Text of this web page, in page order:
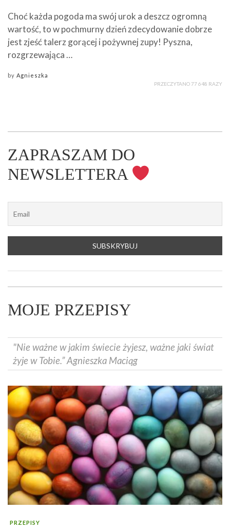
Choć każda pogoda ma swój urok a deszcz ogromną
wartość, to w pochmurny dzień zdecydowanie dobrze
jest zjeść talerz gorącej i pożywnej zupy! Pyszna,
rozgrzewająca …
by Agnieszka
PRZECZYTANO 77 648 RAZY
ZAPRASZAM DO
NEWSLETTERA
MOJE PRZEPISY
"Nie ważne w jakim świecie żyjesz, ważne jaki świat
żyje w Tobie.” Agnieszka Maciąg
PRZEPISY